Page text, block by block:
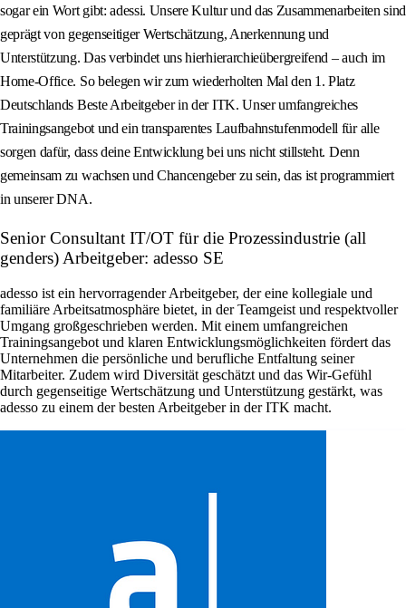
sogar ein Wort gibt: adessi. Unsere Kultur und das Zusammenarbeiten sind
geprägt von gegenseitiger Wertschätzung, Anerkennung und
Unterstützung. Das verbindet uns hierhierarchieübergreifend – auch im
Home-Office. So belegen wir zum wiederholten Mal den 1. Platz
Deutschlands Beste Arbeitgeber in der ITK. Unser umfangreiches
Trainingsangebot und ein transparentes Laufbahnstufenmodell für alle
sorgen dafür, dass deine Entwicklung bei uns nicht stillsteht. Denn
gemeinsam zu wachsen und Chancengeber zu sein, das ist programmiert
in unserer DNA.
Senior Consultant IT/OT für die Prozessindustrie (all
genders) Arbeitgeber: adesso SE
adesso ist ein hervorragender Arbeitgeber, der eine kollegiale und
familiäre Arbeitsatmosphäre bietet, in der Teamgeist und respektvoller
Umgang großgeschrieben werden. Mit einem umfangreichen
Trainingsangebot und klaren Entwicklungsmöglichkeiten fördert das
Unternehmen die persönliche und berufliche Entfaltung seiner
Mitarbeiter. Zudem wird Diversität geschätzt und das Wir-Gefühl
durch gegenseitige Wertschätzung und Unterstützung gestärkt, was
adesso zu einem der besten Arbeitgeber in der ITK macht.